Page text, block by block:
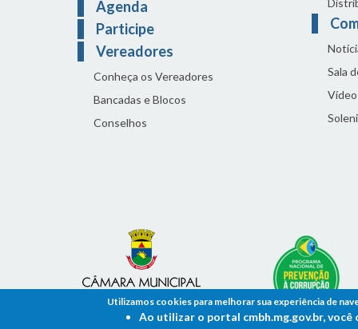
Agenda
Participe
Vereadores
Conheça os Vereadores
Bancadas e Blocos
Conselhos
Sala
Utilizamos cookies para melhorar sua experiência de
Ao utilizar o portal cmbh.mg.gov.br,